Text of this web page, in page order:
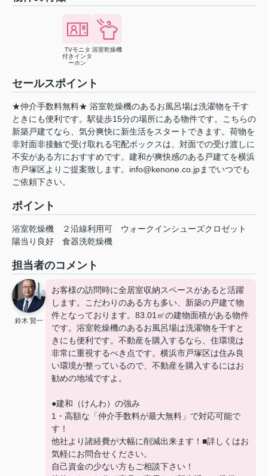
TVモニタ
付きインタ
ーホン
浴室乾燥機
セールスポイント
★仲介手数料無料★ 浴室乾燥機のあるお風呂場は洗濯物を干す
ときにも便利です。駅徒歩15分の場所にある物件です。こちらの
新築戸建てなら、気分爽快に新生活をスタートできます。荷物を
非対面非接触で受け取れる宅配ボックスは、対面での受け渡しに
不安がある方におすすめです。建和が爽快感のある戸建てを横浜
市戸塚区よりご提案致します。info@kenone.co.jpまでいつでも
ご依頼下さい。
ポイント
浴室乾燥機 ２沿線利用可
ウォークインシューズクロゼット
陽当り良好
食器洗乾燥機
担当者のコメント
鈴木 賢一
お客様の訪問時に全居室収納スペースがあると活躍
します。こだわりのある方も多い、新築の戸建て物
件となっております。83.01㎡の建物面積がある物件
です。浴室乾燥機のあるお風呂場は洗濯物を干すと
きにも便利です。不動産を購入するなら、住環境は
非常に重視するべき点です。横浜市戸塚区は住み良
い環境が整っているので、不動産を購入するにはお
勧めの地域ですよ。
●建和（けんわ）の強み
1・高額な「仲介手数料が最大無料」で対応可能で
す！
他社より諸経費が大幅に削減出来ます！■詳しくはお
気軽にお問合せください。
自己資金の少ない方もご相談下さい！